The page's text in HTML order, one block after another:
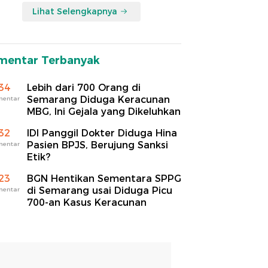
Lihat Selengkapnya
Terbanyak
Lebih dari 700 Orang di
Semarang Diduga Keracunan
MBG, Ini Gejala yang Dikeluhkan
IDI Panggil Dokter Diduga Hina
Pasien BPJS, Berujung Sanksi
Etik?
BGN Hentikan Sementara SPPG
di Semarang usai Diduga Picu
700-an Kasus Keracunan